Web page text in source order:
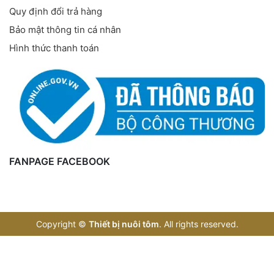
Quy định đổi trả hàng
Bảo mật thông tin cá nhân
Hình thức thanh toán
FANPAGE FACEBOOK
Copyright © Thiết bị nuôi tôm. All rights reserved.